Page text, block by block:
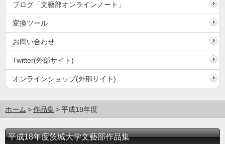
ブログ「文藝部オンラインノート」
変換ツール
お問い合わせ
Twitter(外部サイト)
オンラインショップ(外部サイト)
ホーム 作品集 平成18年度
平成18年度茨城大学文藝部作品集